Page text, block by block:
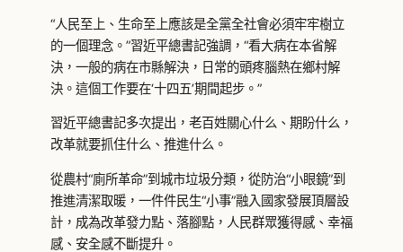
“人民至上、生命至上應該是全黨全社會必須牢牢樹立
的一個理念。”習近平總書記強調，“看大病在本省解
決，一般的病在市縣解決，日常的頭疼腦熱在鄉村解
決。這個工作要在‘十四五’期間起步。”
習近平總書記多次提出，老百姓關心什么、期盼什么，
改革就要抓住什么、推進什么。
從農村“廁所革命”到城市垃圾分類，從防治“小眼鏡”到
推進清潔取暖，一件件民生“小事”融入國家發展頂層設
計，成為改革發力點、落腳點，人民群眾獲得感、幸福
感、安全感不斷提升。